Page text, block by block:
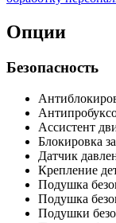
Опции
Безопасность
Ассистент
Блокировка
Датчик
Крепление
Подушка
Подушка
Подушки